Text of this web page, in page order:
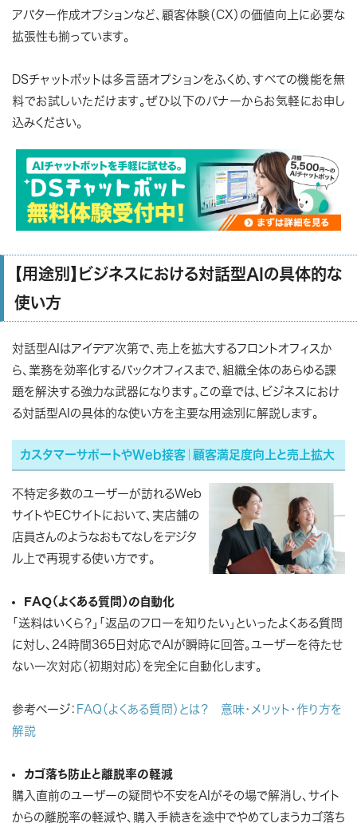
アバター作成オプションなど、顧客体験（CX）の価値向上に必要な
拡張性も揃っています。
DSチャットボットは多言語オプションをふくめ、すべての機能を無
料でお試しいただけます。ぜひ以下のバナーからお気軽にお申し
込みください。
【用途別】ビジネスにおける対話型AIの具体的な
使い方
対話型AIはアイデア次第で、売上を拡大するフロントオフィスか
ら、業務を効率化するバックオフィスまで、組織全体のあらゆる課
題を解決する強力な武器になります。この章では、ビジネスにおけ
る対話型AIの具体的な使い方を主要な用途別に解説します。
カスタマーサポートやWeb接客｜顧客満足度向上と売上拡大
不特定多数のユーザーが訪れるWeb
サイトやECサイトにおいて、実店舗の
店員さんのようなおもてなしをデジタ
ル上で再現する使い方です。
FAQ（よくある質問）の自動化
「送料はいくら？」「返品のフローを知りたい」といったよくある質問
に対し、24時間365日対応でAIが瞬時に回答。ユーザーを待たせ
ない一次対応（初期対応）を完全に自動化します。
参考ページ： FAQ（よくある質問）とは？ 意味・メリット・作り方を
解説
カゴ落ち防止と離脱率の軽減
購入直前のユーザーの疑問や不安をAIがその場で解消し、サイト
からの離脱率の軽減や、購入手続きを途中でやめてしまうカゴ落ち